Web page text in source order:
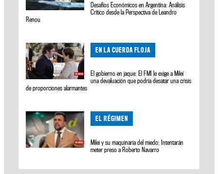
Desafíos Económicos en Argentina: Análisis
Crítico desde la Perspectiva de Leandro
Renou
EN LA CUERDA FLOJA
El gobierno en jaque: El FMI le exige a Milei
una devaluación que podría desatar una crisis
de proporciones alarmantes
EL RÉGIMEN
Milei y su maquinaria del miedo: Intentarán
meter preso a Roberto Navarro